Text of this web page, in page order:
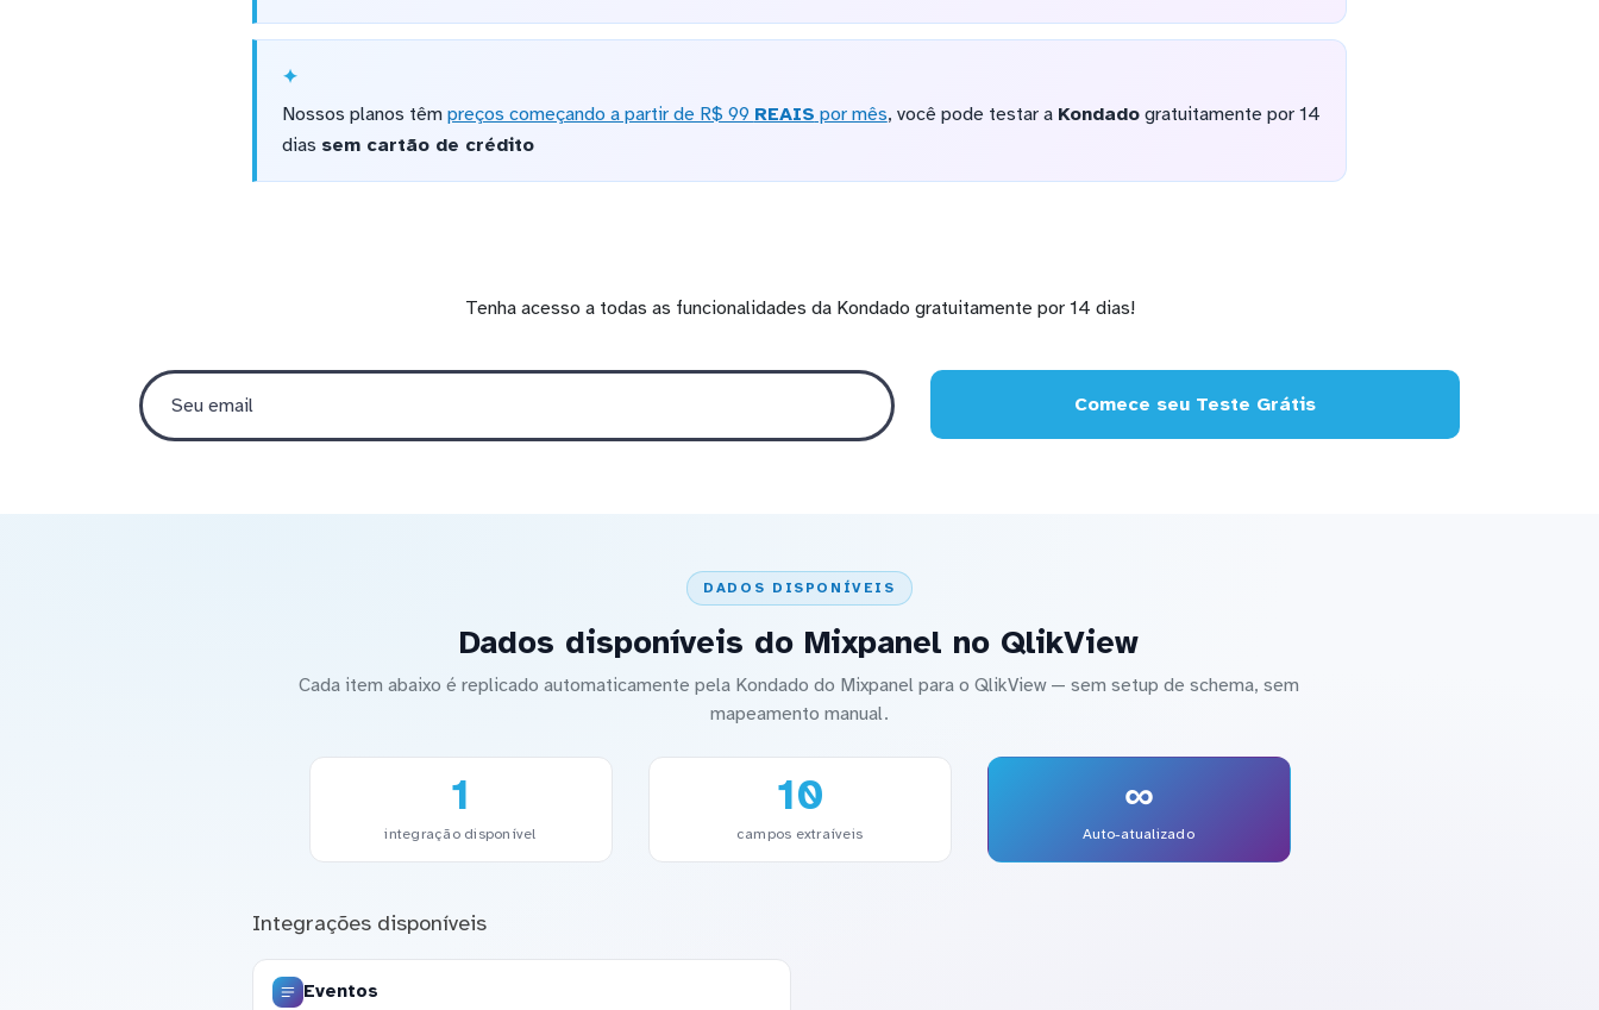
Nossos planos têm preços começando a partir de R$ 99 REAIS por mês, você pode testar a Kondadogratuitamente por 14
dias sem cartão de crédito
Tenha acesso a todas as funcionalidades da Kondado gratuitamente por 14 dias!
Comece seu Teste Grátis
DADOS DISPONÍVEIS
Dados disponíveis do Mixpanel no QlikView
Cada item abaixo é replicado automaticamente pela Kondado do Mixpanel para o QlikView — sem setup de schema, sem
mapeamento manual.
1
integração disponível
10
campos extraíveis
∞
Auto-atualizado
Integrações disponíveis
Eventos